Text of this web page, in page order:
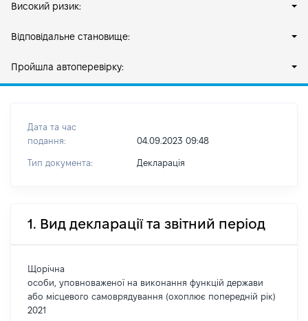
Високий ризик:
Відповідальне становище:
Пройшла автоперевірку:
Дата та час
подання:
04.09.2023 09:48
Тип документа: Декларація
1. Вид декларації та звітний період
Щорічна
особи, уповноваженої на виконання функцій держави
або місцевого самоврядування (охоплює попередній рік)
2021